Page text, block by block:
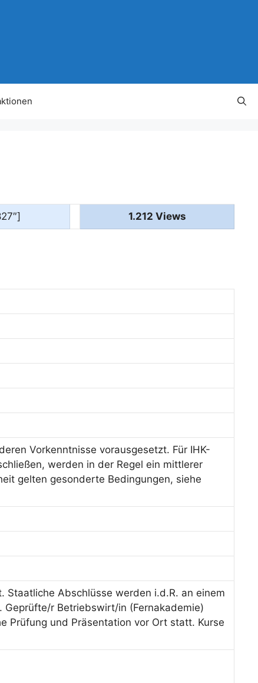
1.212 Views
Vorkenntnisse vorausgesetzt. Für IHK-
werden in der Regel ein mittlerer
gelten gesonderte Bedingungen, siehe
Abschlüsse werden i.d.R. an einem
r Betriebswirt/in (Fernakademie)
Prüfung und Präsentation vor Ort statt. Kurse